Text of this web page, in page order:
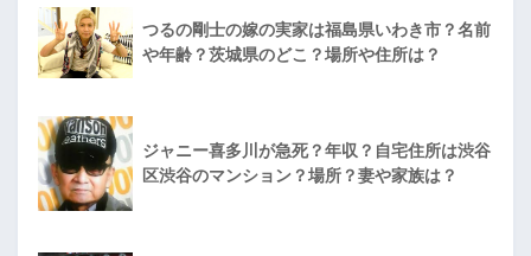
つるの剛士の嫁の実家は福島県いわき市？名前
や年齢？茨城県のどこ？場所や住所は？
ジャニー喜多川が急死？年収？自宅住所は渋谷
区渋谷のマンション？場所？妻や家族は？